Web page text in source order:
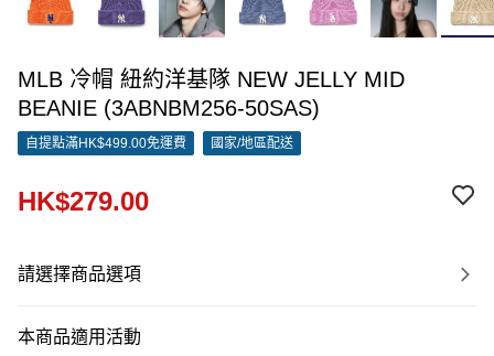
MLB 冷帽 紐約洋基隊 NEW JELLY MID
BEANIE (3ABNBM256-50SAS)
自提點滿HK$499.00免運費 國家/地區配送
HK$279.00
請選擇商品選項
本商品適用活動